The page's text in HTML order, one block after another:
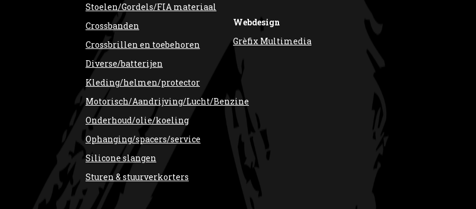
Stoelen/Gordels/FIA materiaal
Crossbanden
Crossbrillen en toebehoren
Diverse/batterijen
Kleding/helmen/protector
Motorisch/Aandrijving/Lucht/Benzine
Onderhoud/olie/koeling
Ophanging/spacers/service
Silicone slangen
Sturen & stuurverkorters
Webdesign
Grèfix Multimedia